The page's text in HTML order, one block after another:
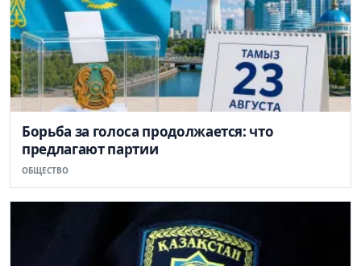
Борьба за голоса продолжается: что
предлагают партии
ОБЩЕСТВО